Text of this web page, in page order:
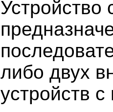
Устройство
либо двух
устройств